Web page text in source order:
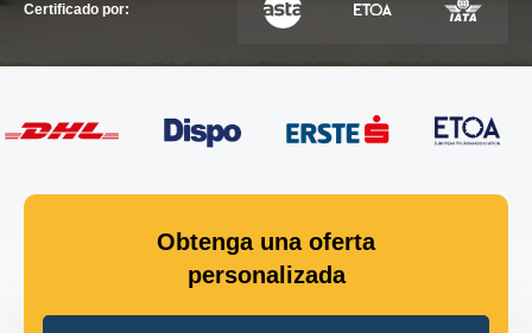
Certificado por:
Obtenga una oferta
personalizada